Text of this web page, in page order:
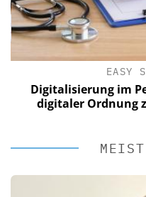
EASY
Digitalisierung im
digitaler Ordnung